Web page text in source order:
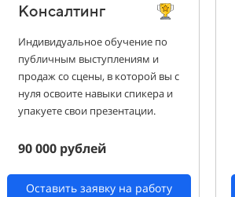
Консалтинг
Индивидуальное обучение по
публичным выступлениям и
продаж со сцены, в которой вы с
нуля освоите навыки спикера и
упакуете свои презентации.
90 000 рублей
Оставить заявку на работу